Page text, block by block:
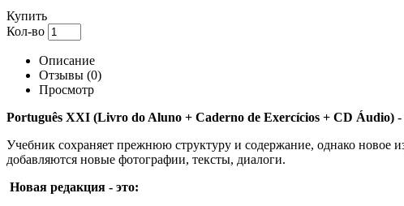
Купить
Кол-во
Описание
Отзывы (0)
Просмотр
Português XXI (Livro do Aluno + Caderno de Exercícios + CD Áudio) -
Учебник сохраняет прежнюю структуру и содержание, однако новое
добавляются новые фотографии, тексты, диалоги.
Новая редакция - это: